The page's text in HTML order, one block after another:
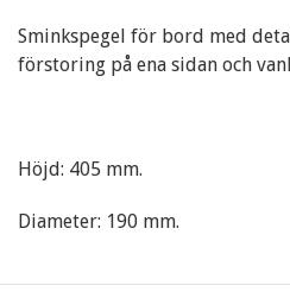
Sminkspegel för bord med
förstoring på ena sidan och
Höjd: 405 mm.
Diameter: 190 mm.